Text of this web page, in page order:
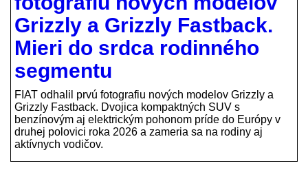
Grizzly a Grizzly Fastback.
Mieri do srdca rodinného
segmentu
FIAT odhalil prvú fotografiu nových modelov Grizzly a
Grizzly Fastback. Dvojica kompaktných SUV s
benzínovým aj elektrickým pohonom príde do Európy v
druhej polovici roka 2026 a zameria sa na rodiny aj
aktívnych vodičov.